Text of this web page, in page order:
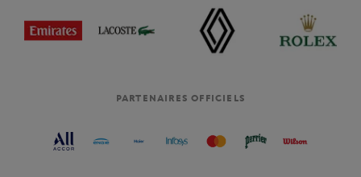
PARTENAIRES OFFICIELS